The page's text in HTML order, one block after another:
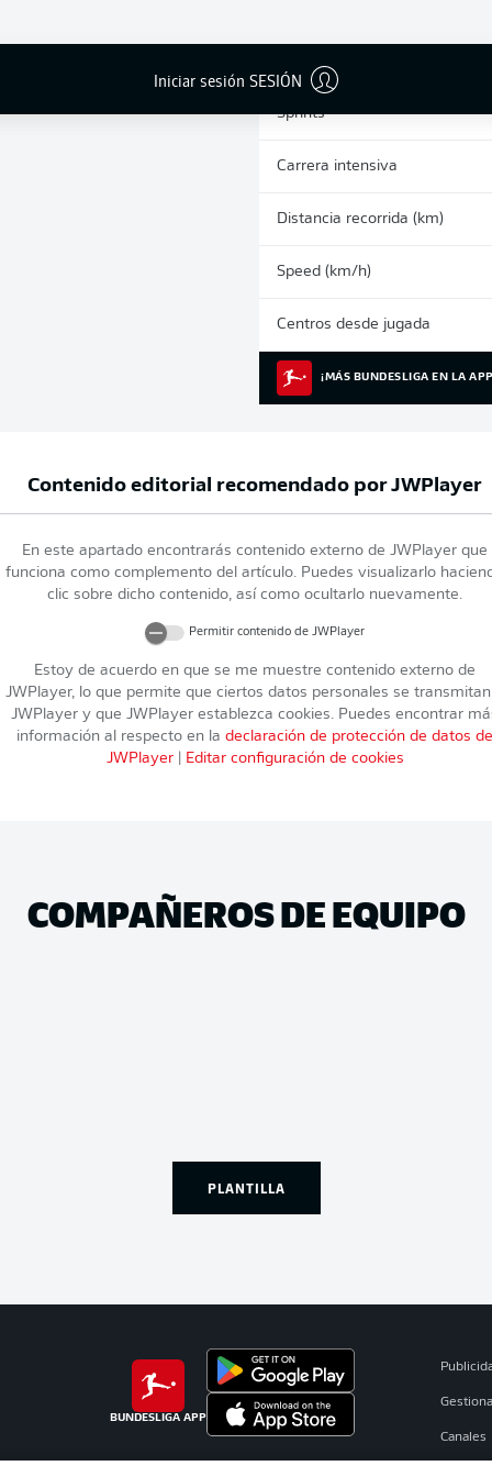
Iniciar sesión SESIÓN
Sprints
Carrera intensiva
Distancia recorrida (km)
Speed (km/h)
Centros desde jugada
¡MÁS BUNDESLIGA EN LA
Contenido editorial recomendado porJWPlayer
En este apartado encontrarás contenido externo de JWPlayer que
funciona como complemento del artículo. Puedes visualizarlo
clic sobre dicho contenido, así como ocultarlo nuevamente.
Permitir contenido de JWPlayer
Estoy de acuerdo en que se me muestre contenido externo de
JWPlayer, lo que permite que ciertos datos personales se
JWPlayer y que JWPlayer establezca cookies. Puedes encontrar
información al respecto en la declaración de protección de datos de
JWPlayer| Editar configuración de cookies
COMPAÑEROS DE EQUIPO
PLANTILLA
BUNDESLIGA APP
Canales